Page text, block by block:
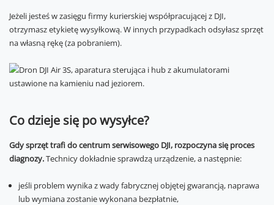
Jeżeli jesteś w zasięgu firmy kurierskiej współpracującej z DJI,
otrzymasz etykietę wysyłkową. W innych przypadkach odsyłasz sprzęt
na własną rękę (za pobraniem).
Co dzieje się po wysyłce?
Gdy sprzęt trafi do centrum serwisowego DJI, rozpoczyna się proces
diagnozy.Technicy dokładnie sprawdzą urządzenie, a następnie:
jeśli problem wynika z wady fabrycznej objętej gwarancją, naprawa
lub wymiana zostanie wykonana bezpłatnie,